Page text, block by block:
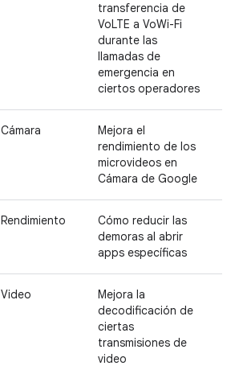
transferencia de
VoLTE a VoWi-Fi
durante las
llamadas de
emergencia en
ciertos operadores
Cámara
Mejora el
rendimiento de los
microvideos en
Cámara de Google
Rendimiento
Cómo reducir las
demoras al abrir
apps específicas
Video
Mejora la
decodificación de
ciertas
transmisiones de
video